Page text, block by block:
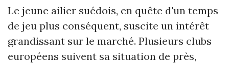
Le jeune ailier suédois, en quête d'un temps
de jeu plus conséquent, suscite un intérêt
grandissant sur le marché. Plusieurs clubs
européens suivent sa situation de près,